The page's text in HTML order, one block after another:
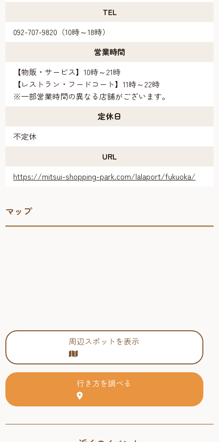
TEL
092-707-9820（10時～18時）
営業時間
【物販・サービス】10時～21時
【レストラン・フードコート】11時～22時
※一部営業時間の異なる店舗がございます。
定休日
不定休
URL
https://mitsui-shopping-park.com/lalaport/fukuoka/
マップ
周辺スポットを表示
行き方を調べる